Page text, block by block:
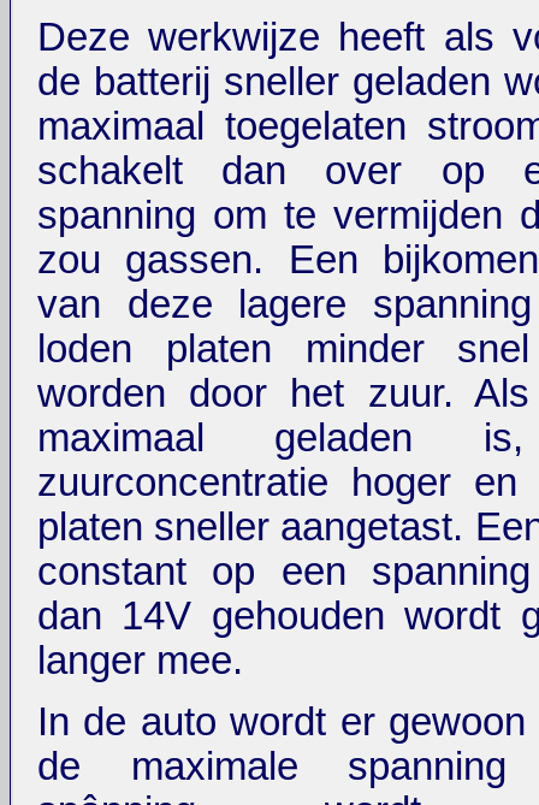
Deze werkwijze heeft als
de batterij sneller geladen
maximaal toegelaten
schakelt dan over op
spanning om te vermijden
zou gassen. Een
van deze lagere
loden platen minder
worden door het zuur.
maximaal geladen
zuurconcentratie hoger
platen sneller aangetast.
constant op een
dan 14V gehouden wordt
langer mee.
In de auto wordt er gewoon
de maximale